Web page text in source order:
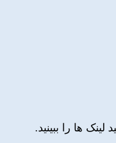
لینک ها را ببینید.